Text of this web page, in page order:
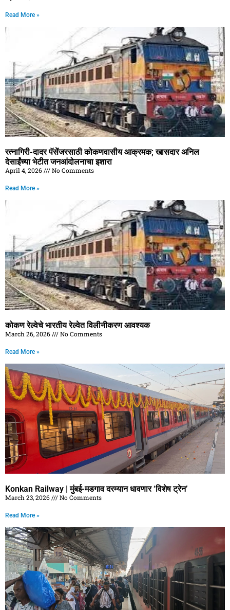
Read More »
रत्नागिरी-दादर पॅसेंजरसाठी कोकणवासीय आक्रमक; खासदार अनिल
देसाईंच्या भेटीत जनआंदोलनाचा इशारा
April 4, 2026 No Comments
Read More »
कोकण रेल्वेचे भारतीय रेल्वेत विलीनीकरण आवश्यक
March 26, 2026 No Comments
Read More »
Konkan Railway | मुंबई-मडगाव दरम्यान धावणार ‘विशेष ट्रेन’
March 23, 2026 No Comments
Read More »